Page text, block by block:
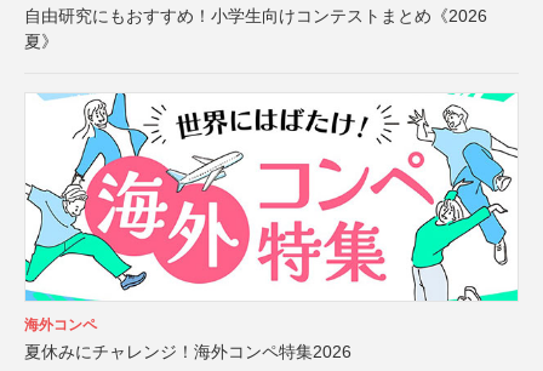
自由研究にもおすすめ！小学生向けコンテストまとめ《2026
夏》
海外コンペ
夏休みにチャレンジ！海外コンペ特集2026